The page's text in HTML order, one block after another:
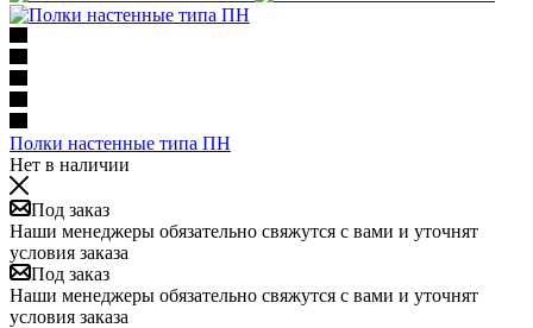
Полки настенные типа ПН
Нет в наличии
Под заказ
Наши менеджеры обязательно свяжутся с вами и уточнят
условия заказа
Под заказ
Наши менеджеры обязательно свяжутся с вами и уточнят
условия заказа